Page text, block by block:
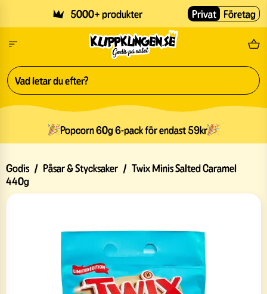
5000+ produkter Fri
Privat Företag
Popcorn 60g 6-pack för endast 59kr
Godis / Påsar & Stycksaker / Twix Minis Salted Caramel
440g